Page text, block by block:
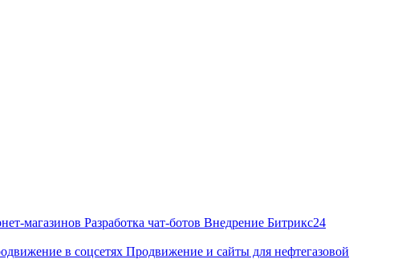
магазинов Разработка чат‑ботов Внедрение Битрикс24
в соцсетях Продвижение и сайты для нефтегазовой